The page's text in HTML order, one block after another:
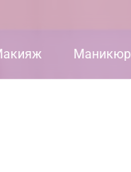
Маникюр